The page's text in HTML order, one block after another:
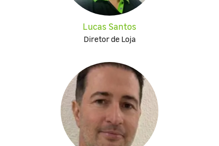
Lucas Santos
Diretor de Loja